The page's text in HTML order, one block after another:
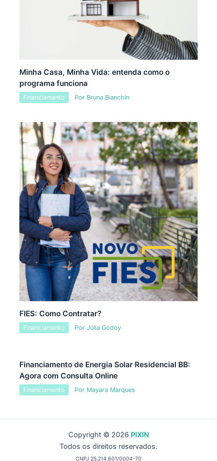
Minha Casa, Minha Vida: entenda como o
programa funciona
Financiamento Por Bruna Bianchin
FIES: Como Contratar?
Financiamento Por Júlia Godoy
Financiamento de Energia Solar Residencial BB:
Agora com Consulta Online
Financiamento Por Mayara Marques
Copyright © 2026 PIXIN
Todos os direitos reservados.
CNPJ 25.214.601/0004-70